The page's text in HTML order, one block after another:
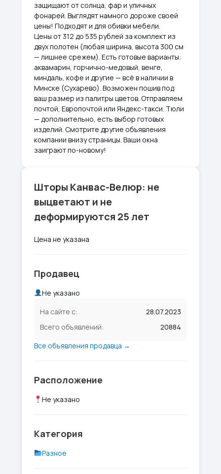
защищают от солнца, фар и уличных
фонарей. Выглядят намного дороже своей
цены! Подходят и для обивки мебели.
Цены от 312 до 535 рублей за комплект из
двух полотен (любая ширина, высота 300 см
— лишнее срежем). Есть готовые варианты:
аквамарин, горчично-медовый, венге,
миндаль, кофе и другие — всё в наличии в
Минске (Сухарево). Возможен пошив под
ваш размер из палитры цветов. Отправляем
почтой, Европочтой или Яндекс-такси. Тюли
— дополнительно, есть выбор готовых
изделий. Смотрите другие объявления
компании внизу страницы. Ваши окна
заиграют по-новому!
Шторы Канвас-Велюр: не
выцветают и не
деформируются 25 лет
Цена не указана
Продавец
Не указано
На сайте с:
28.07.2023
Всего объявлений:
20884
Все объявления продавца →
Расположение
Не указано
Категория
Разное